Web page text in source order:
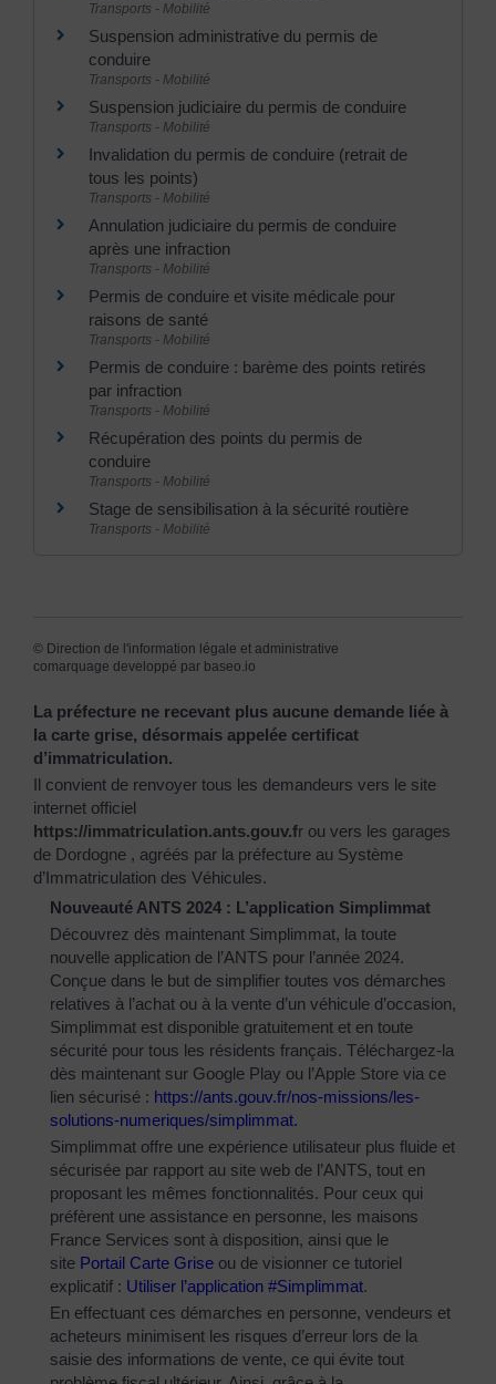
Transports - Mobilité
Suspension administrative du permis de
conduire
Transports - Mobilité
Suspension judiciaire du permis de conduire
Transports - Mobilité
Invalidation du permis de conduire (retrait de
tous les points)
Transports - Mobilité
Annulation judiciaire du permis de conduire
après une infraction
Transports - Mobilité
Permis de conduire et visite médicale pour
raisons de santé
Transports - Mobilité
Permis de conduire : barème des points retirés
par infraction
Transports - Mobilité
Récupération des points du permis de
conduire
Transports - Mobilité
Stage de sensibilisation à la sécurité routière
Transports - Mobilité
© Direction de l'information légale et administrative
comarquage developpé par baseo.io
La préfecture ne recevant plus aucune demande liée à
la carte grise, désormais appelée certificat
d’immatriculation.
Il convient de renvoyer tous les demandeurs vers le site
internet officiel
https://immatriculation.ants.gouv.fr ou vers les garages
de Dordogne , agréés par la préfecture au Système
d’Immatriculation des Véhicules.
Nouveauté ANTS 2024 : L’application Simplimmat
Découvrez dès maintenant Simplimmat, la toute
nouvelle application de l’ANTS pour l’année 2024.
Conçue dans le but de simplifier toutes vos démarches
relatives à l’achat ou à la vente d’un véhicule d’occasion,
Simplimmat est disponible gratuitement et en toute
sécurité pour tous les résidents français. Téléchargez-la
dès maintenant sur Google Play ou l’Apple Store via ce
lien sécurisé : https://ants.gouv.fr/nos-missions/les-
solutions-numeriques/simplimmat.
Simplimmat offre une expérience utilisateur plus fluide et
sécurisée par rapport au site web de l’ANTS, tout en
proposant les mêmes fonctionnalités. Pour ceux qui
préfèrent une assistance en personne, les maisons
France Services sont à disposition, ainsi que le
site Portail Carte Grise ou de visionner ce tutoriel
explicatif : Utiliser l’application #Simplimmat.
En effectuant ces démarches en personne, vendeurs et
acheteurs minimisent les risques d’erreur lors de la
saisie des informations de vente, ce qui évite tout